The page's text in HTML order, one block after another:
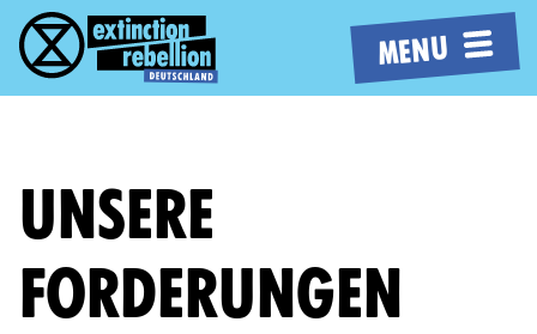
MENU
UNSERE
FORDERUNGEN